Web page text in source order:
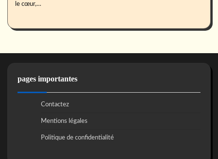
le cœur,…
pages importantes
Contactez
Mentions légales
Politique de confidentialité